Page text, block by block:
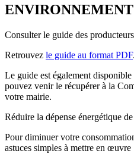
ENVIRONNEMENT
Consulter le guide des producteurs
Retrouvez le guide au format PDF.
Le guide est également
pouvez venir le récupérer à la
votre mairie.
Réduire la dépense énergétique
Pour diminuer votre
astuces simples à mettre en œuvre